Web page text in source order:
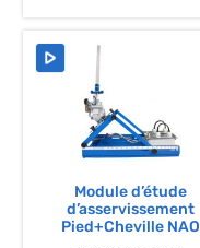
Module d’étude
d’asservissement
Pied+Cheville NAO